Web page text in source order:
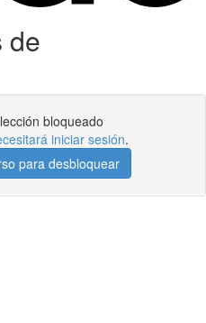
de
bloqueado
iniciar sesión.
para desbloquear